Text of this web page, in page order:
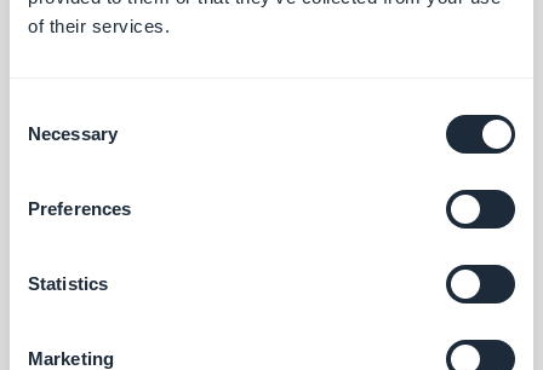
of their services.
Selection
Necessary
Preferences
Statistics
Marketing
Intégrez le Meta Pixel (anciennement
utilisateurs et optimiser votre stratégie
Connectez votre app GoodBarber à votre